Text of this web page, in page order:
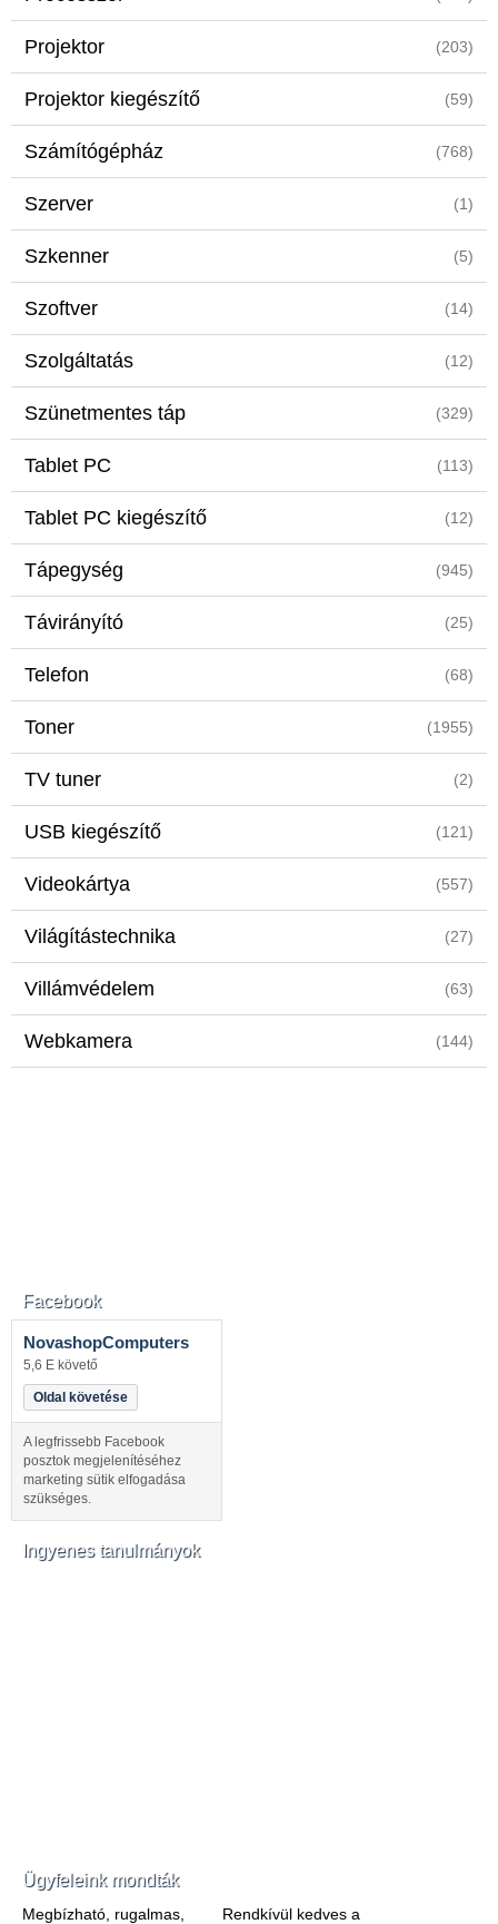
Projektor (203)
Projektor kiegészítő (59)
Számítógépház (768)
Szerver (1)
Szkenner (5)
Szoftver (14)
Szolgáltatás (12)
Szünetmentes táp (329)
Tablet PC (113)
Tablet PC kiegészítő (12)
Tápegység (945)
Távirányító (25)
Telefon (68)
Toner (1955)
TV tuner (2)
USB kiegészítő (121)
Videokártya (557)
Világítástechnika (27)
Villámvédelem (63)
Webkamera (144)
Facebook
NovashopComputers
5,6 E követő
Oldal követése
A legfrissebb Facebook
posztok megjelenítéséhez
marketing sütik elfogadása
szükséges.
Ingyenes tanulmányok
Ügyfeleink mondták
Megbízható, rugalmas,
Rendkívül kedves a